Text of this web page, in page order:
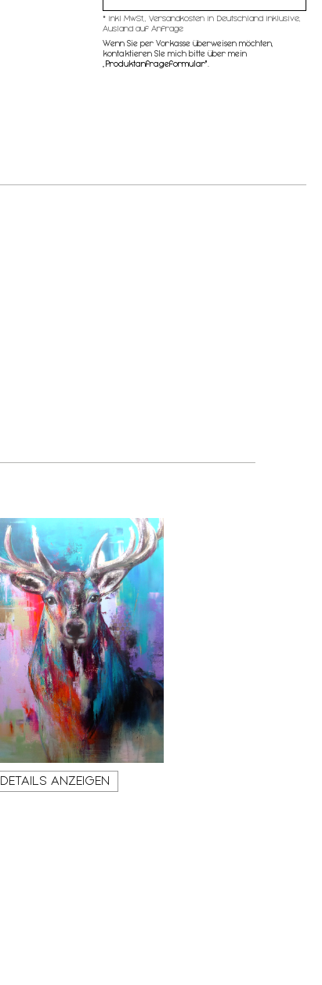
* inkl MwSt,, Versandkosten in Deutschland inklusive,
Ausland auf Anfrage
Wenn Sie per Vorkasse überweisen möchten,
kontaktieren SIe mich bitte über mein
Produktanfrageformular"
DETAILS ANZEIGEN